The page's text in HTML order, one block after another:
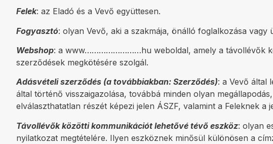
Felek: az Eladó és a Vevő együttesen.
Fogyasztó: olyan Vevő, aki a szakmája, önálló foglalkozása
Webshop: a www……………………hu weboldal, amely a távollévők
szerződések megkötésére szolgál.
Adásvételi szerződés (a továbbiakban: Szerződés): a Vevő által
által történő visszaigazolása, továbbá minden olyan
elválaszthatatlan részét képezi jelen ÁSZF, valamint a Feleknek
Távollévők közötti kommunikációt lehetővé tévő eszköz: olyan
nyilatkozat megtételére. Ilyen eszköznek minősül különösen a